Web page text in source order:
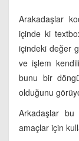
Arakadaşlar
içinde ki
içindeki değer
ve işlem
bunu bir
olduğunu
Arkadaşlar bu
amaçlar için